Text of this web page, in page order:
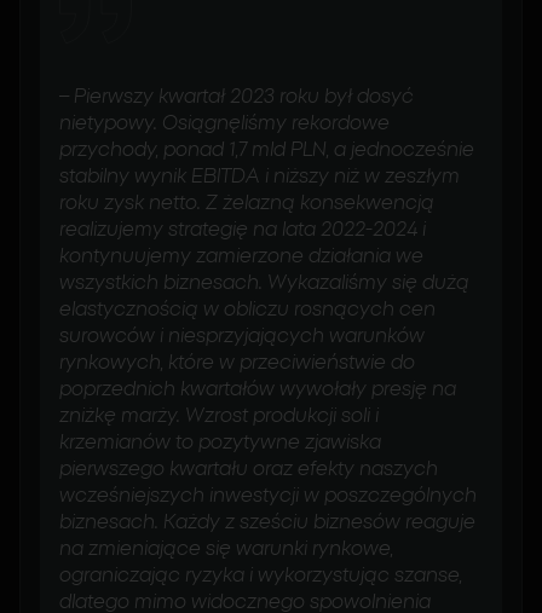
– Pierwszy kwartał 2023 roku był dosyć
nietypowy. Osiągnęliśmy rekordowe
przychody, ponad 1,7 mld PLN, a jednocześnie
stabilny wynik EBITDA i niższy niż w zeszłym
roku zysk netto. Z żelazną konsekwencją
realizujemy strategię na lata 2022-2024 i
kontynuujemy zamierzone działania we
wszystkich biznesach. Wykazaliśmy się dużą
elastycznością w obliczu rosnących cen
surowców i niesprzyjających warunków
rynkowych, które w przeciwieństwie do
poprzednich kwartałów wywołały presję na
zniżkę marży. Wzrost produkcji soli i
krzemianów to pozytywne zjawiska
pierwszego kwartału oraz efekty naszych
wcześniejszych inwestycji w poszczególnych
biznesach. Każdy z sześciu biznesów reaguje
na zmieniające się warunki rynkowe,
ograniczając ryzyka i wykorzystując szanse,
dlatego mimo widocznego spowolnienia